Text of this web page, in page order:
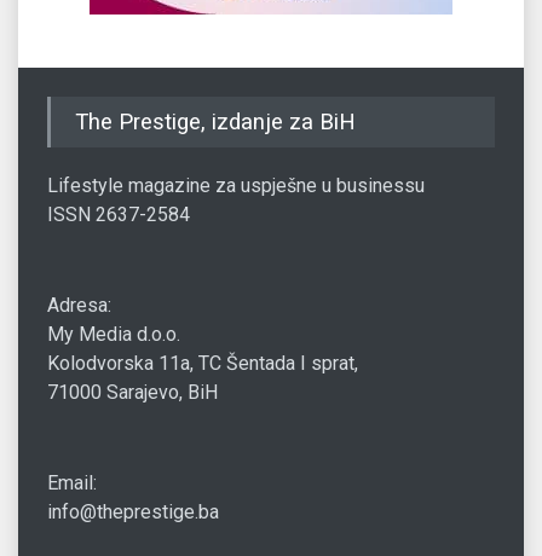
The Prestige, izdanje za BiH
Lifestyle magazine za uspješne u businessu
ISSN 2637-2584
Adresa:
My Media d.o.o.
Kolodvorska 11a, TC Šentada I sprat,
71000 Sarajevo, BiH
Email:
info@theprestige.ba